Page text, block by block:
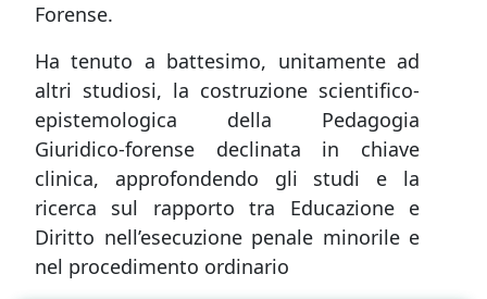
Forense.
Ha tenuto a battesimo, unitamente ad
altri studiosi, la costruzione scientifico-
epistemologica della Pedagogia
Giuridico-forense declinata in chiave
clinica, approfondendo gli studi e la
ricerca sul rapporto tra Educazione e
Diritto nell’esecuzione penale minorile e
nel procedimento ordinario